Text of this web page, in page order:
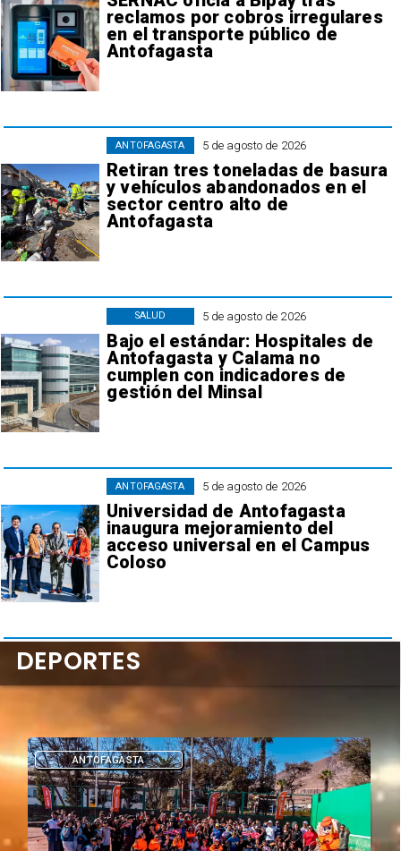
reclamos por cobros irregulares
en el transporte público de
Antofagasta
5 de agosto de 2026
Retiran tres toneladas de basura
y vehículos abandonados en el
sector centro alto de
Antofagasta
ANTOFAGASTA
5 de agosto de 2026
Bajo el estándar: Hospitales de
Antofagasta y Calama no
cumplen con indicadores de
gestión del Minsal
SALUD
5 de agosto de 2026
Universidad de Antofagasta
inaugura mejoramiento del
acceso universal en el Campus
Coloso
ANTOFAGASTA
DEPORTES
DEPORTES